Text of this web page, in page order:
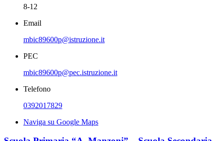
8-12
Email
mbic89600p@istruzione.it
PEC
mbic89600p@pec.istruzione.it
Telefono
0392017829
Naviga su Google Maps